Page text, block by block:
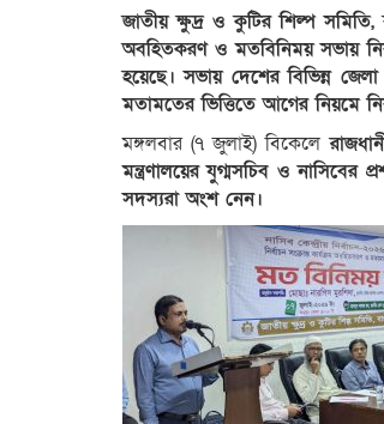
জাতীয় ক্ষুদ্র ও কুটির শিল্প সমিতি,
অবহিতকরণ ও মতবিনিময় সভায়
হয়েছে। সভায় দেশের বিভিন্ন
মতামতের ভিত্তিতে আগের নিয়মে
মঙ্গলবার (৭ জুলাই) বিকেলে
মন্ত্রণালয়ের যুগ্মসচিব ও
সদস্যরা অংশ নেন।